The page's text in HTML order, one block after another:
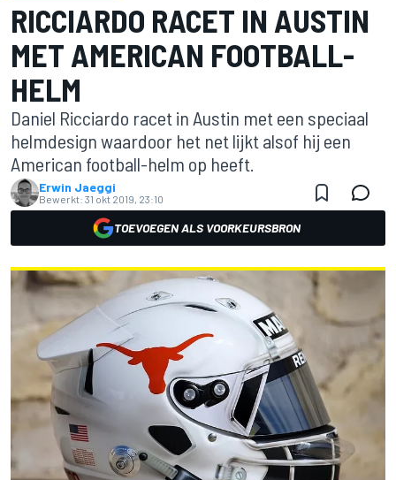
RICCIARDO RACET IN AUSTIN
MET AMERICAN FOOTBALL-
HELM
Daniel Ricciardo racet in Austin met een speciaal
helmdesign waardoor het net lijkt alsof hij een
American football-helm op heeft.
Erwin Jaeggi
Bewerkt: 31 okt 2019, 23:10
TOEVOEGEN ALS VOORKEURSBRON